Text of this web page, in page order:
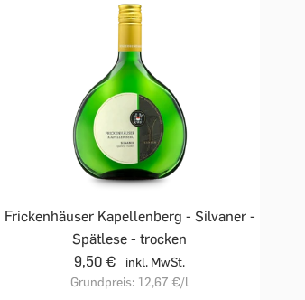
Frickenhäuser Kapellenberg - Silvaner -
Spätlese - trocken
9,50 €
inkl. MwSt.
Grundpreis: 12,67 €/l